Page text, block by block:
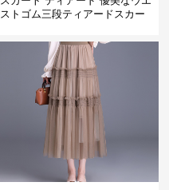
ストゴム三段ティアードスカー